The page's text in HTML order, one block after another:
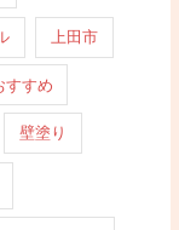
上田市
すすめ
壁塗り